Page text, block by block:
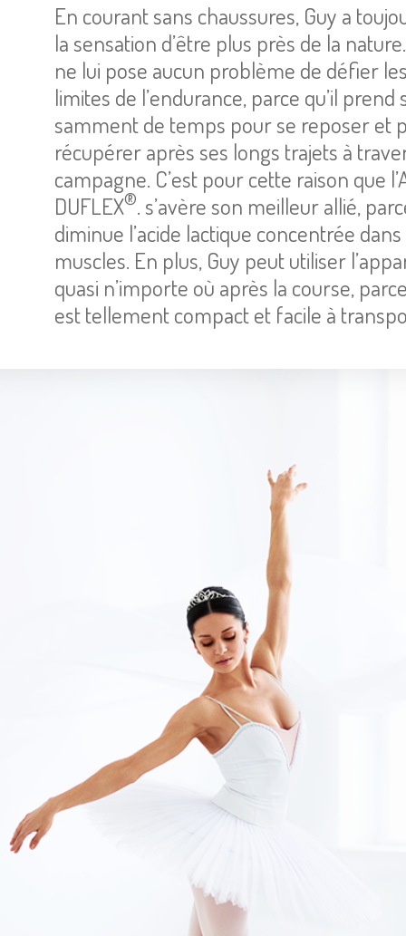
En cou­rant sans chaus­sures, Guy a
la sen­sa­tion d’être plus près de la
ne lui pose aucun pro­blème de défier
limites de l’en­du­rance, parce qu’il
sam­ment de temps pour se repo­ser et
récu­pé­rer après ses longs tra­jets à
cam­pagne. C’est pour cette raison que
DU­FLEX®. s’avère son meilleur allié,
dimi­nue l’acide lac­tique concen­trée
muscles. En plus, Guy peut uti­li­ser
quasi n’im­porte où après la course,
est tel­le­ment com­pact et facile à